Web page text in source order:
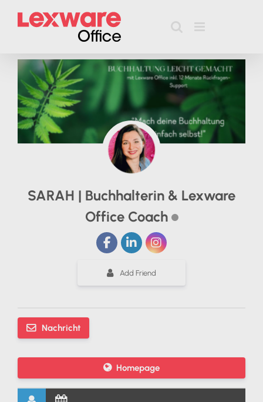
Zum
Inhalt
SARAH | Buchhalterin & Lexware
Office Coach
Add Friend
Nachricht
Homepage